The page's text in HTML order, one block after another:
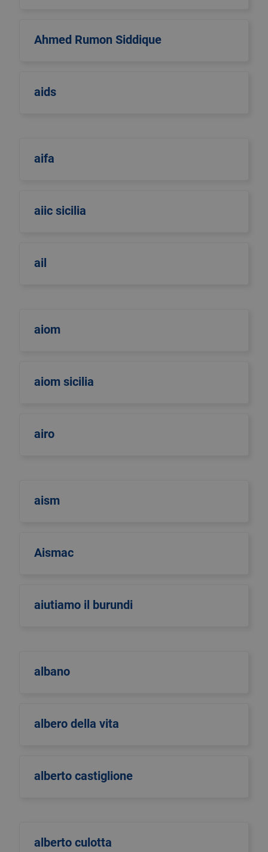
Ahmed Rumon Siddique
aids
aifa
aiic sicilia
ail
aiom
aiom sicilia
airo
aism
Aismac
aiutiamo il burundi
albano
albero della vita
alberto castiglione
alberto culotta